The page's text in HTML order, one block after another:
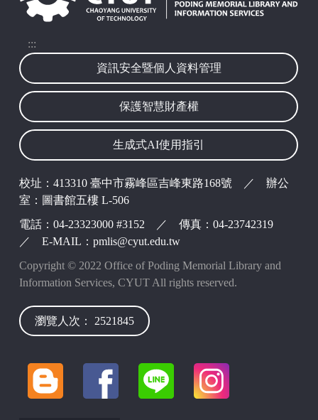
:::
資訊安全暨個人資料管理
保護智慧財產權
生成式AI使用指引
校址：413310 臺中市霧峰區吉峰東路168號 ／ 辦公
室：圖書館五樓 L-506
電話：04-23323000 #3152 ／ 傳真：04-23742319
／ E-MAIL：pmlis@cyut.edu.tw
Copyright © 2022 Office of Poding Memorial Library and
Information Services, CYUT All rights reserved.
瀏覽人次： 2521845